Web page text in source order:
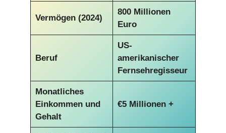
Vermögen (2024)
800 Millionen
Euro
Beruf
US-
amerikanischer
Fernsehregisseur
Monatliches
Einkommen und
Gehalt
€5 Millionen +